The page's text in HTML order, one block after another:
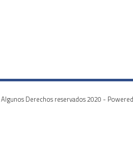
Algunos Derechos reservados 2020 -